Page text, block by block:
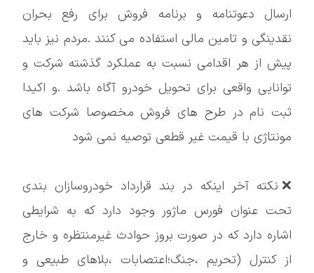
ارسال دعوتنامه و برنامه فروش برای رفع بحران
نقدینگی و تامین مالی استفاده می کنند .مردم نیز باید
پیش از هر اقدامی نسبت به عملکرد گذشته شرکت و
توانایی واقعی برای تحویل خودرو آگاه باشد .و اکیدا
ثبت نام در طرح های فروش مخصوصا شرکت های
مونتاژی با قیمت غیر قطعی توصیه نمی شود
❌️نکته آخر اینکه در بند قرارداد خودروسازان بندی
تحت عنوان فورس ماژور وجود دارد که به شرایطی
اشاره دارد که در صورت بروز حوادث غیرمنتظره و خارج
از کنترل (تحریم ،جنگ؛اعتصابات ،بلاهای طبیعی و